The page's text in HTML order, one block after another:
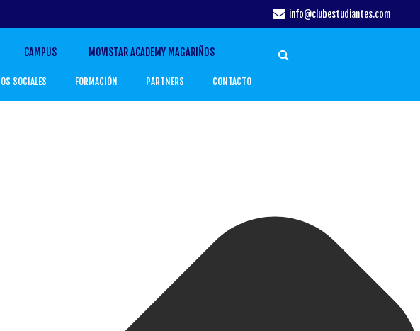
info@clubestudiantes.com
CAMPUS MOVISTAR ACADEMY MAGARIÑOS
SOCIALES FORMACIÓN PARTNERS CONTACTO